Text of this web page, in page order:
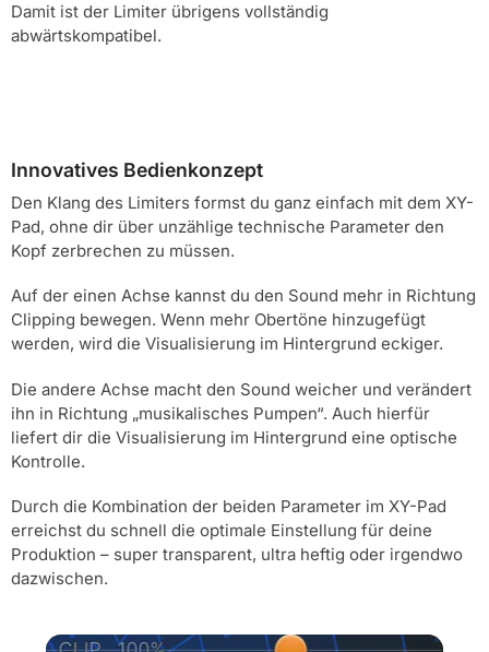
Damit ist der Limiter übrigens vollständig
abwärtskompatibel.
Innovatives Bedienkonzept
Den Klang des Limiters formst du ganz einfach mit dem XY-
Pad, ohne dir über unzählige technische Parameter den
Kopf zerbrechen zu müssen.
Auf der einen Achse kannst du den Sound mehr in Richtung
Clipping bewegen. Wenn mehr Obertöne hinzugefügt
werden, wird die Visualisierung im Hintergrund eckiger.
Die andere Achse macht den Sound weicher und verändert
ihn in Richtung „musikalisches Pumpen“. Auch hierfür
liefert dir die Visualisierung im Hintergrund eine optische
Kontrolle.
Durch die Kombination der beiden Parameter im XY-Pad
erreichst du schnell die optimale Einstellung für deine
Produktion – super transparent, ultra heftig oder irgendwo
dazwischen.